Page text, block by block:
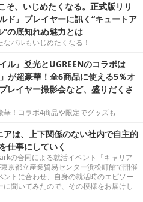
そ、いじめたくなる。正式版リリ
ド』プレイヤーに訊く“キュートア
の底知れぬ魅力とは
パルもいじめたくなる！
ル』爻光とUGREENのコラボは
が超豪華！全6商品に使える5％オ
レイヤー撮影会など、盛りだくさ
華！コラボ4商品や限定でグッズも
は、上下関係のない社内で自主的
仕事にしていく
の合同による就活イベント「キャリア
京都立産業貿易センター浜松町館で開催
ントに合わせ、自身の就活時のエピソー
に聞いてみたので、その模様をお届けし